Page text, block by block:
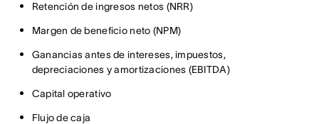
Retención de ingresos netos (NRR)
Margen de beneficio neto (NPM)
Ganancias antes de intereses, impuestos,
depreciaciones y amortizaciones (EBITDA)
Capital operativo
Flujo de caja